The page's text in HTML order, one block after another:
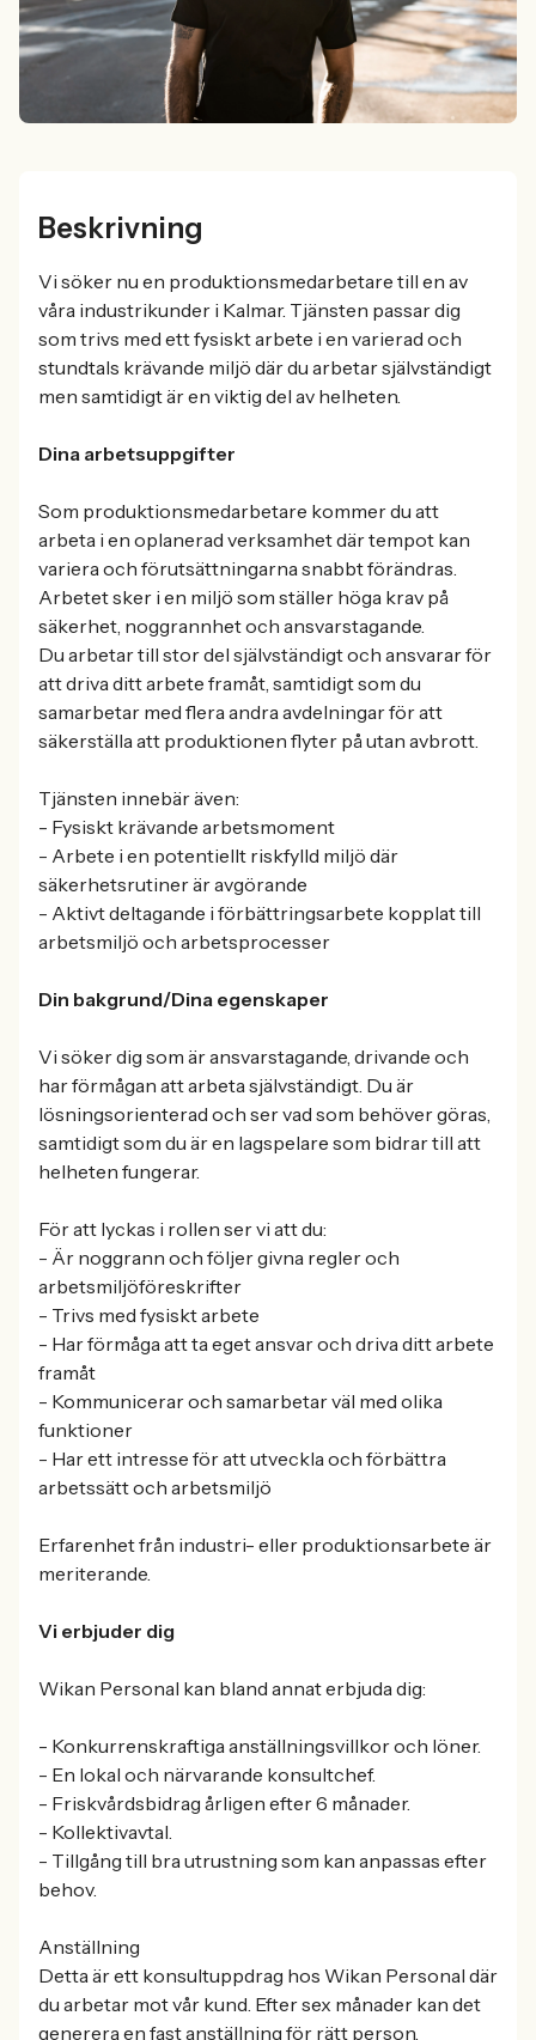
Beskrivning
Vi söker nu en produktionsmedarbetare till en av
våra industrikunder i Kalmar. Tjänsten passar dig
som trivs med ett fysiskt arbete i en varierad och
stundtals krävande miljö där du arbetar självständigt
men samtidigt är en viktig del av helheten.
Dina arbetsuppgifter
Som produktionsmedarbetare kommer du att
arbeta i en oplanerad verksamhet där tempot kan
variera och förutsättningarna snabbt förändras.
Arbetet sker i en miljö som ställer höga krav på
säkerhet, noggrannhet och ansvarstagande.
Du arbetar till stor del självständigt och ansvarar för
att driva ditt arbete framåt, samtidigt som du
samarbetar med flera andra avdelningar för att
säkerställa att produktionen flyter på utan avbrott.
Tjänsten innebär även:
- Fysiskt krävande arbetsmoment
- Arbete i en potentiellt riskfylld miljö där
säkerhetsrutiner är avgörande
- Aktivt deltagande i förbättringsarbete kopplat till
arbetsmiljö och arbetsprocesser
Din bakgrund/Dina egenskaper
Vi söker dig som är ansvarstagande, drivande och
har förmågan att arbeta självständigt. Du är
lösningsorienterad och ser vad som behöver göras,
samtidigt som du är en lagspelare som bidrar till att
helheten fungerar.
För att lyckas i rollen ser vi att du:
- Är noggrann och följer givna regler och
arbetsmiljöföreskrifter
- Trivs med fysiskt arbete
- Har förmåga att ta eget ansvar och driva ditt arbete
framåt
- Kommunicerar och samarbetar väl med olika
funktioner
- Har ett intresse för att utveckla och förbättra
arbetssätt och arbetsmiljö
Erfarenhet från industri- eller produktionsarbete är
meriterande.
Vi erbjuder dig
Wikan Personal kan bland annat erbjuda dig:
- Konkurrenskraftiga anställningsvillkor och löner.
- En lokal och närvarande konsultchef.
- Friskvårdsbidrag årligen efter 6 månader.
- Kollektivavtal.
- Tillgång till bra utrustning som kan anpassas efter
behov.
Anställning
Detta är ett konsultuppdrag hos Wikan Personal där
du arbetar mot vår kund. Efter sex månader kan det
generera en fast anställning för rätt person.